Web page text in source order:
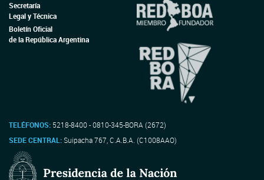
Secretaría
Legal y Técnica
Boletín Oficial
de la República Argentina
TELÉFONOS: 5218-8400 - 0810-345-BORA (2672)
SEDE CENTRAL:Suipacha 767, C.A.B.A. (C1008AAO)